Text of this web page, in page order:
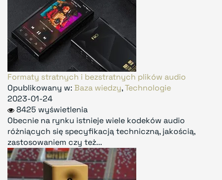
Formaty stratnych i bezstratnych plików audio
Opublikowany w: Baza wiedzy,Technologie
2023-01-24
8425 wyświetlenia
Obecnie na rynku istnieje wiele kodeków audio
różniących się specyfikacją techniczną, jakością,
zastosowaniem czy też...